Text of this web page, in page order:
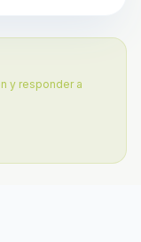
y responder a